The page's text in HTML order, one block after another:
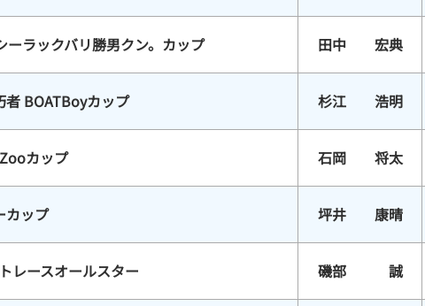
ーラックバリ勝男クン。カップ 田中 宏典
者 BOATBoyカップ 杉江 浩明
カップ 石岡 将太
カップ 坪井 康晴
レースオールスター 磯部 誠